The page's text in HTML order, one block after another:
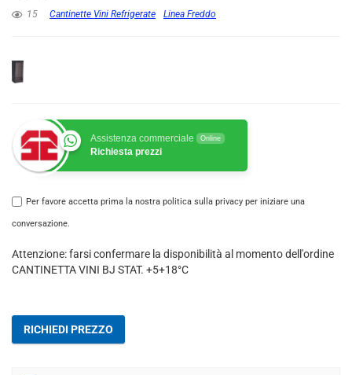
15 Cantinette Vini Refrigerate Linea Freddo
Assistenza commerciale Online
Richiesta prezzi
Per favore accetta prima la nostra politica sulla privacy per iniziare una
conversazione.
Attenzione: farsi confermare la disponibilità al momento dell'ordine
CANTINETTA VINI BJ STAT. +5+18°C
RICHIEDI PREZZO